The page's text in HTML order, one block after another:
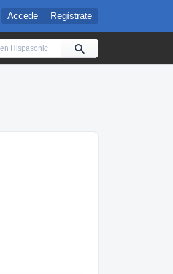
Accede Regístrate